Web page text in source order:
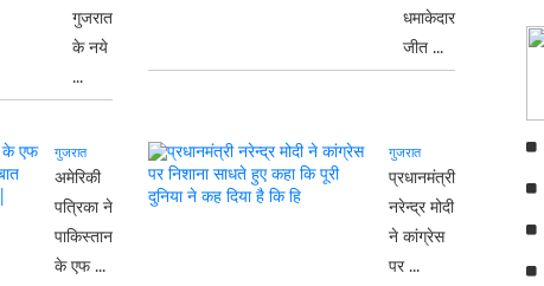
गुजरात
के नये
...
धमाकेदार
जीत ...
गुजरात
अमेरिकी
पत्रिका ने
पाकिस्तान
के एफ ...
गुजरात
प्रधानमंत्री
नरेन्द्र मोदी
ने कांग्रेस
पर ...